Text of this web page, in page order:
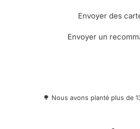
Envoyer des
Envoyer un
🌳 Nous avons planté plus de